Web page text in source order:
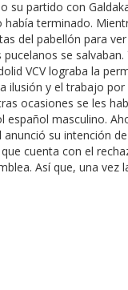
su partido con
había terminado.
del pabellón para
pucelanos se
VCV lograba la
ilusión y el trabajo por
ocasiones se les
español masculino.
anunció su intención
cuenta con el
Así que, una